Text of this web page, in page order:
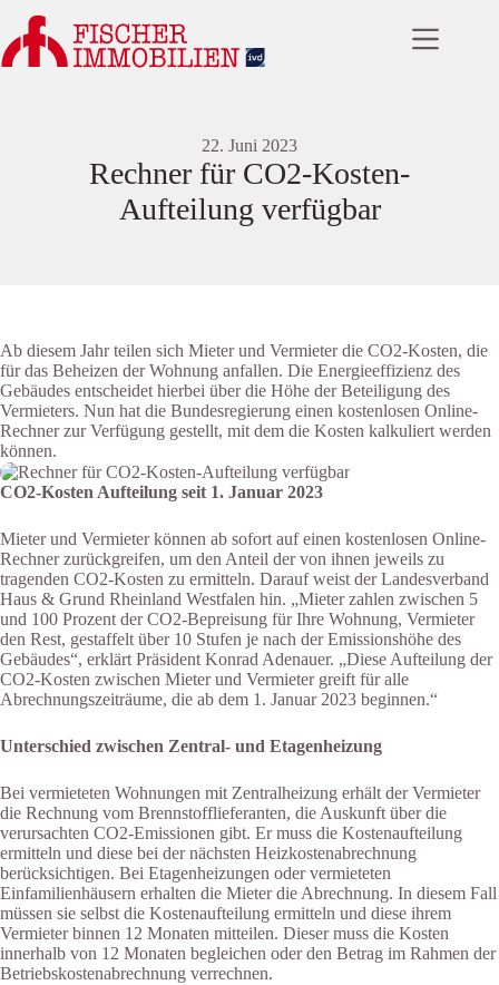
Inhalt
springen
22. Juni 2023
Rechner für CO2-Kosten-
Aufteilung verfügbar
Ab diesem Jahr teilen sich Mieter und Vermieter die CO2-Kosten, die
für das Beheizen der Wohnung anfallen. Die Energieeffizienz des
Gebäudes entscheidet hierbei über die Höhe der Beteiligung des
Vermieters. Nun hat die Bundesregierung einen kostenlosen Online-
Rechner zur Verfügung gestellt, mit dem die Kosten kalkuliert werden
können.
CO2-Kosten Aufteilung seit 1. Januar 2023
Mieter und Vermieter können ab sofort auf einen kostenlosen Online-
Rechner zurückgreifen, um den Anteil der von ihnen jeweils zu
tragenden CO2-Kosten zu ermitteln. Darauf weist der Landesverband
Haus & Grund Rheinland Westfalen hin. „Mieter zahlen zwischen 5
und 100 Prozent der CO2-Bepreisung für Ihre Wohnung, Vermieter
den Rest, gestaffelt über 10 Stufen je nach der Emissionshöhe des
Gebäudes“, erklärt Präsident Konrad Adenauer. „Diese Aufteilung der
CO2-Kosten zwischen Mieter und Vermieter greift für alle
Abrechnungszeiträume, die ab dem 1. Januar 2023 beginnen.“
Unterschied zwischen Zentral- und Etagenheizung
Bei vermieteten Wohnungen mit Zentralheizung erhält der Vermieter
die Rechnung vom Brennstofflieferanten, die Auskunft über die
verursachten CO2-Emissionen gibt. Er muss die Kostenaufteilung
ermitteln und diese bei der nächsten Heizkostenabrechnung
berücksichtigen. Bei Etagenheizungen oder vermieteten
Einfamilienhäusern erhalten die Mieter die Abrechnung. In diesem Fall
müssen sie selbst die Kostenaufteilung ermitteln und diese ihrem
Vermieter binnen 12 Monaten mitteilen. Dieser muss die Kosten
innerhalb von 12 Monaten begleichen oder den Betrag im Rahmen der
Betriebskostenabrechnung verrechnen.